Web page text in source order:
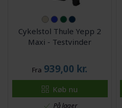
Cykelstol Thule Yepp 2
Maxi - Testvinder
Fra 939,00 kr.
Køb nu
På lager